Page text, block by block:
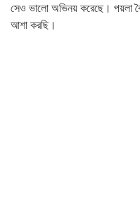
সেও ভালো অভিনয় করেছে। পয়লা
আশা করছি।